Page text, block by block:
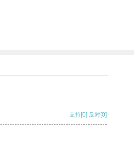
支持[0] 反对[0]